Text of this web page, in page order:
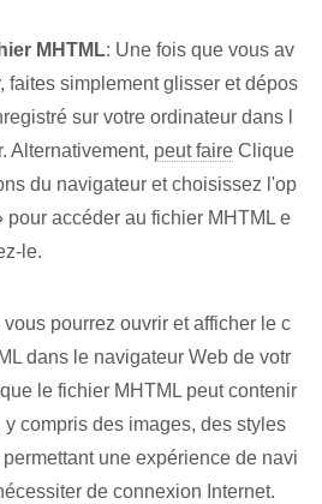
MHTML: Une fois que vous av
faites simplement glisser et dépos
sur votre ordinateur dans l
Alternativement, peut faire Clique
du navigateur et choisissez l'op
pour accéder au fichier MHTML e
le.
pourrez ouvrir et afficher le c
dans le navigateur Web de votr
le fichier MHTML peut contenir
compris des images, des styles
une expérience de navi
de connexion Internet.